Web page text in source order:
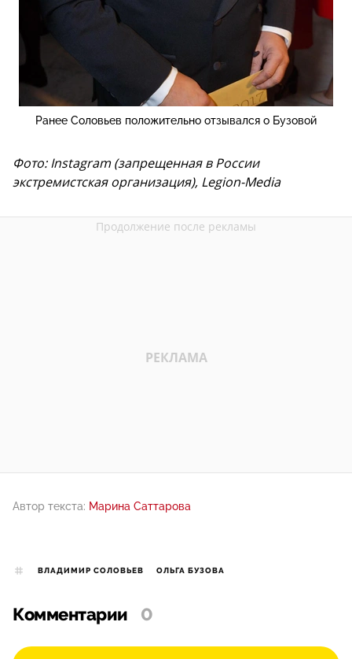
Ранее Соловьев положительно отзывался о Бузовой
Фото: Instagram (запрещенная в России
экстремистская организация), Legion-Media
Автор текста: Марина Саттарова
ВЛАДИМИР СОЛОВЬЕВ ОЛЬГА БУЗОВА
Комментарии 0